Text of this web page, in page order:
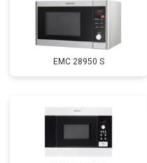
EMC 28950 S